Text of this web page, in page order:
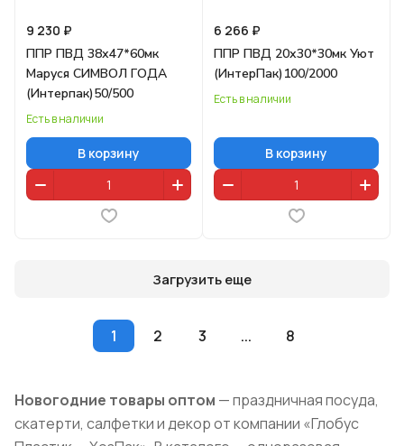
9 230 ₽
ППР ПВД 38х47*60мк
Маруся СИМВОЛ ГОДА
(Интерпак)50/500
Есть в наличии
В корзину
6 266 ₽
ППР ПВД 20х30*30мк Уют
(ИнтерПак)100/2000
Есть в наличии
В корзину
Загрузить еще
1 2 3 ... 8
Новогодние товары оптом — праздничная посуда,
скатерти, салфетки и декор от компании «Глобус